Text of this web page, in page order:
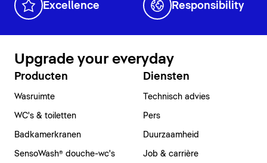
Excellence Responsibility
Upgrade your everyday
Producten
Wasruimte
WC's & toiletten
Badkamerkranen
SensoWash® douche-wc's
Diensten
Technisch advies
Pers
Duurzaamheid
Job & carrière